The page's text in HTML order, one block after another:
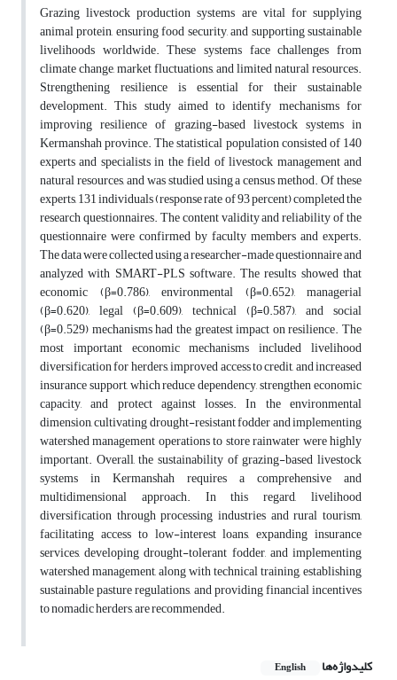
Grazing livestock production systems are vital for supplying
animal protein, ensuring food security, and supporting sustainable
livelihoods worldwide. These systems face challenges from
climate change, market fluctuations, and limited natural resources.
Strengthening resilience is essential for their sustainable
development. This study aimed to identify mechanisms for
improving resilience of grazing-based livestock systems in
Kermanshah province. The statistical population consisted of 140
experts and specialists in the field of livestock management and
natural resources, and was studied using a census method. Of these
experts, 131 individuals (response rate of 93 percent) completed the
research questionnaires. The content validity and reliability of the
questionnaire were confirmed by faculty members and experts.
The data were collected using a researcher-made questionnaire and
analyzed with SMART-PLS software. The results showed that
economic (β=0.786), environmental (β=0.652), managerial
(β=0.620), legal (β=0.609), technical (β=0.587), and social
(β=0.529) mechanisms had the greatest impact on resilience. The
most important economic mechanisms included livelihood
diversification for herders, improved access to credit, and increased
insurance support, which reduce dependency, strengthen economic
capacity, and protect against losses. In the environmental
dimension, cultivating drought-resistant fodder and implementing
watershed management operations to store rainwater were highly
important. Overall, the sustainability of grazing-based livestock
systems in Kermanshah requires a comprehensive and
multidimensional approach. In this regard, livelihood
diversification through processing industries and rural tourism,
facilitating access to low-interest loans, expanding insurance
services, developing drought-tolerant fodder, and implementing
watershed management, along with technical training, establishing
sustainable pasture regulations, and providing financial incentives
to nomadic herders, are recommended.
کلیدواژه‌ها English